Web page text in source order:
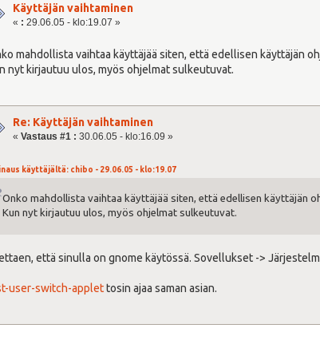
Käyttäjän vaihtaminen
« : 29.06.05 - klo:19.07 »
mahdollista vaihtaa käyttäjää siten, että edellisen käyttäjän
nyt kirjautuu ulos, myös ohjelmat sulkeutuvat.
Re: Käyttäjän vaihtaminen
«Vastaus #1 : 30.06.05 - klo:16.09 »
käyttäjältä: chibo - 29.06.05 - klo:19.07
Onko mahdollista vaihtaa käyttäjää siten, että edellisen käyttäjän
Kun nyt kirjautuu ulos, myös ohjelmat sulkeutuvat.
että sinulla on gnome käytössä. Sovellukset ->
user-switch-applettosin ajaa saman asian.